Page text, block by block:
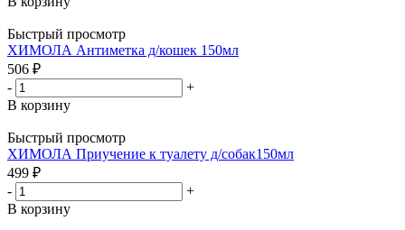
Быстрый просмотр
ХИМОЛА Антиметка д/кошек 150мл
506 ₽
-
+
В корзину
Быстрый просмотр
ХИМОЛА Приучение к туалету д/собак150мл
499 ₽
-
+
В корзину